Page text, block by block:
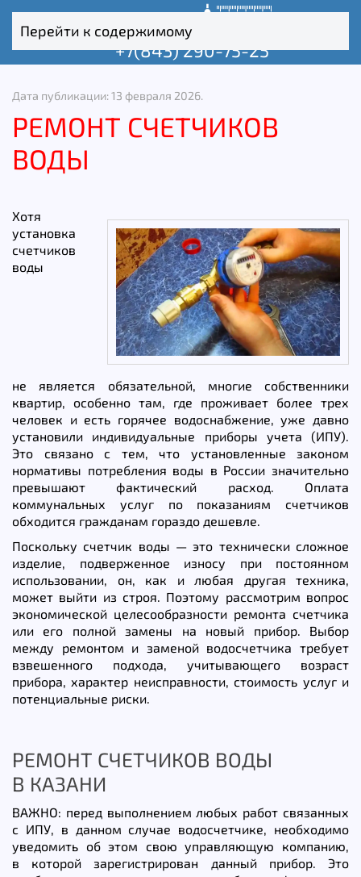
Перейти к содержимому
+7(843) 290-75-25
Дата публикации:13 февраля 2026.
РЕМОНТ СЧЕТЧИКОВ
ВОДЫ
Хотя
установка
счетчиков
воды
не является обязательной, многие собственники
квартир, особенно там, где проживает более трех
человек и есть горячее водоснабжение, уже давно
установили индивидуальные приборы учета (ИПУ).
Это связано с тем, что установленные законом
нормативы потребления воды в России значительно
превышают фактический расход. Оплата
коммунальных услуг по показаниям счетчиков
обходится гражданам гораздо дешевле.
Поскольку счетчик воды — это технически сложное
изделие, подверженное износу при постоянном
использовании, он, как и любая другая техника,
может выйти из строя. Поэтому рассмотрим вопрос
экономической целесообразности ремонта счетчика
или его полной замены на новый прибор. Выбор
между ремонтом и заменой водосчетчика требует
взвешенного подхода, учитывающего возраст
прибора, характер неисправности, стоимость услуг и
потенциальные риски.
РЕМОНТ СЧЕТЧИКОВ ВОДЫ
В КАЗАНИ
ВАЖНО: перед выполнением любых работ связанных
с ИПУ, в данном случае водосчетчике, необходимо
уведомить об этом свою управляющую компанию,
в которой зарегистрирован данный прибор. Это